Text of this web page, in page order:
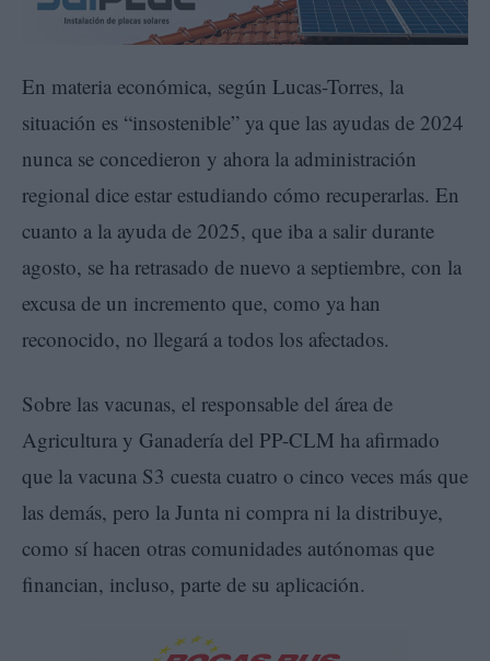
En materia económica, según Lucas-Torres, la
situación es “insostenible” ya que las ayudas de 2024
nunca se concedieron y ahora la administración
regional dice estar estudiando cómo recuperarlas. En
cuanto a la ayuda de 2025, que iba a salir durante
agosto, se ha retrasado de nuevo a septiembre, con la
excusa de un incremento que, como ya han
reconocido, no llegará a todos los afectados.
Sobre las vacunas, el responsable del área de
Agricultura y Ganadería del PP-CLM ha afirmado
que la vacuna S3 cuesta cuatro o cinco veces más que
las demás, pero la Junta ni compra ni la distribuye,
como sí hacen otras comunidades autónomas que
financian, incluso, parte de su aplicación.